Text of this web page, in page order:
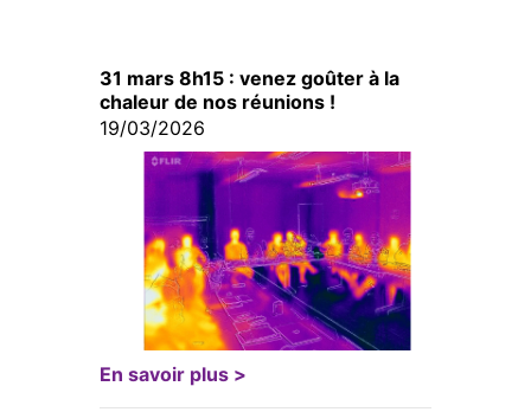
31 mars 8h15 : venez goûter à la
chaleur de nos réunions !
19/03/2026
En savoir plus >